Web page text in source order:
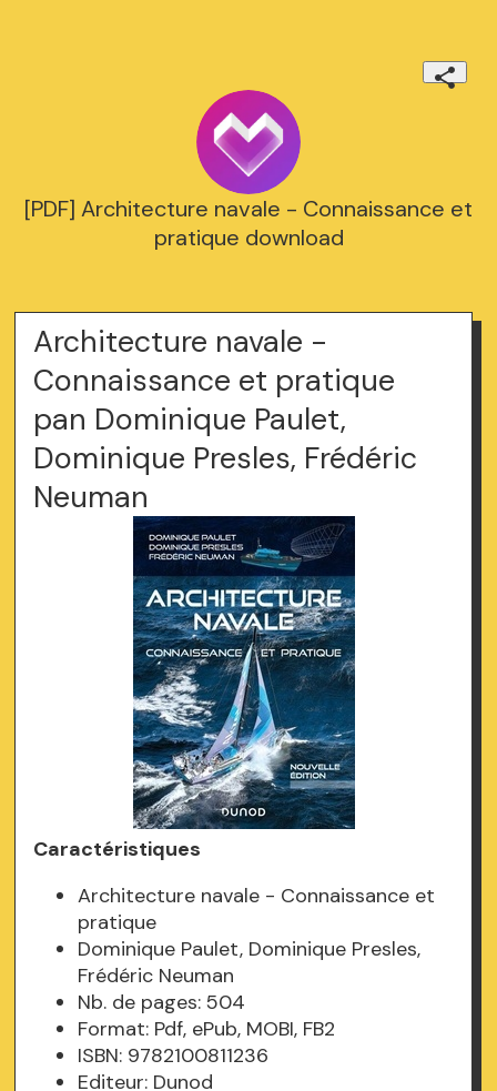
[PDF] Architecture navale - Connaissance et
pratique download
Architecture navale -
Connaissance et pratique
pan Dominique Paulet,
Dominique Presles, Frédéric
Neuman
Caractéristiques
Architecture navale - Connaissance et
pratique
Dominique Paulet, Dominique Presles,
Frédéric Neuman
Nb. de pages: 504
Format: Pdf, ePub, MOBI, FB2
ISBN: 9782100811236
Editeur: Dunod